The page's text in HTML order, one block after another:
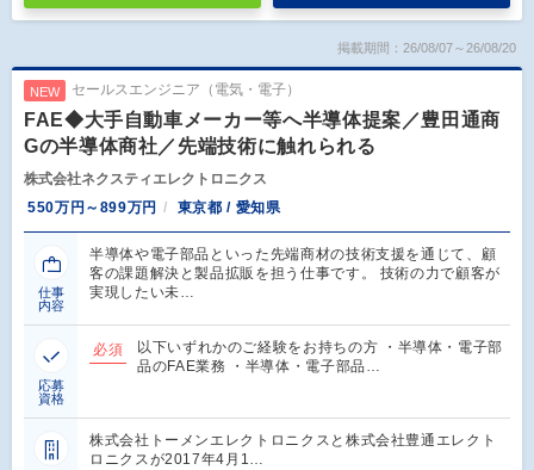
掲載期間：26/08/07～26/08/20
NEW セールスエンジニア（電気・電子）
FAE◆大手自動車メーカー等へ半導体提案／豊田通商
Gの半導体商社／先端技術に触れられる
株式会社ネクスティエレクトロニクス
550万円～899万円
東京都 / 愛知県
仕事
内容
半導体や電子部品といった先端商材の技術支援を通じて、顧
客の課題解決と製品拡販を担う仕事です。 技術の力で顧客が
実現したい未…
応募
資格
必須
以下いずれかのご経験をお持ちの方 ・半導体・電子部
品のFAE業務 ・半導体・電子部品…
株式会社トーメンエレクトロニクスと株式会社豊通エレクト
ロニクスが2017年4月1…